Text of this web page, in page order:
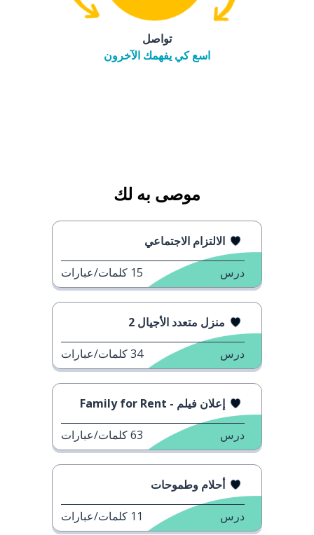
تواصل
اسع كي يفهمك الآخرون
موصى به لك
الالتزام الاجتماعي
درس 15 كلمات/عبارات
منزل متعدد الأجيال 2
درس 34كلمات/عبارات
إعلان فيلم - Family for Rent
درس 63كلمات/عبارات
أحلام وطموحات
درس 11 كلمات/عبارات